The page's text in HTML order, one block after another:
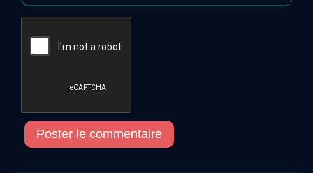
Poster le commentaire